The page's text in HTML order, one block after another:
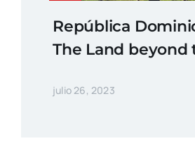
República
The Land beyond
julio 26, 2023